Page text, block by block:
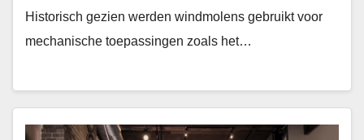
Historisch gezien werden windmolens gebruikt voor
mechanische toepassingen zoals het…